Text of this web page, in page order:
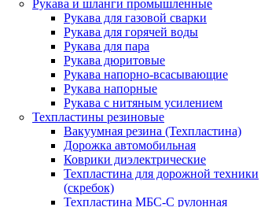
Рукава и шланги промышленные
Рукава для газовой сварки
Рукава для горячей воды
Рукава для пара
Рукава дюритовые
Рукава напорно-всасывающие
Рукава напорные
Рукава с нитяным усилением
Техпластины резиновые
Вакуумная резина (Техпластина)
Дорожка автомобильная
Коврики диэлектрические
Техпластина для дорожной техники
(скребок)
Техпластина МБС-С рулонная